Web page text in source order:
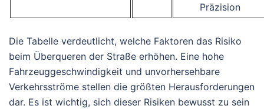
Präzision
Die Tabelle verdeutlicht, welche Faktoren das Risiko
beim Überqueren der Straße erhöhen. Eine hohe
Fahrzeuggeschwindigkeit und unvorhersehbare
Verkehrsströme stellen die größten Herausforderungen
dar. Es ist wichtig, sich dieser Risiken bewusst zu sein